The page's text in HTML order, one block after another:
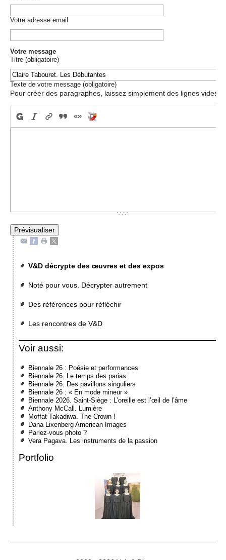
Votre adresse email
Votre message
Titre (obligatoire)
Texte de votre message (obligatoire)
Pour créer des paragraphes, laissez simplement des lignes vides.
V&D décrypte des œuvres et des expos
Noté pour vous. Décrypter autrement
Des références pour réfléchir
Les rencontres de V&D
Voir aussi:
Biennale 26 : Poésie et performances
Biennale 26. Le temps des parias
Biennale 26. Des pavillons singuliers
Biennale 26 : « En mode mineur »
Biennale 2026. Saint-Siège : L’oreille est l’œil de l’âme
Anthony McCall. Lumière
Moffat Takadiwa. The Crown !
Dana Lixenberg American Images
Parlez-vous photo ?
Vera Pagava. Les instruments de la passion
Portfolio